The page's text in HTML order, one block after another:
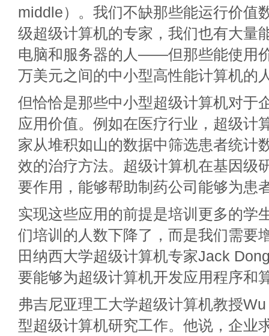
middle）。我们不缺那些能运行价值
级超级计算机的专家，我们也有大量
电脑和服务器的人——但那些能使用
万美元之间的中小型高性能计算机的
但恰恰是那些中小型超级计算机对于
应用价值。例如在医疗行业，超级计
家从堆积如山的数据中筛选患者统计
效的治疗方法。超级计算机在基因级
要作用，能够帮助制药公司能够为患
实现这些应用的前提是培训更多的学
们培训的人数下降了，而是我们需要
田纳西大学超级计算机专家Jack
要能够为超级计算机开发应用程序和
弗吉尼亚理工大学超级计算机教授
型超级计算机研究工作。他说，企业